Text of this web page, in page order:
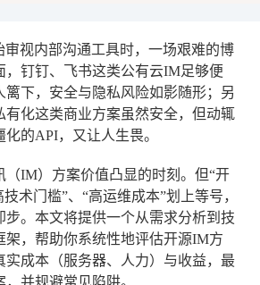
审视内部沟通工具时，一场艰难的博
，钉钉、飞书这类公有云IM足够便
篱下，安全与隐私风险如影随形；另
有化这类商业方案虽然安全，但动辄
的API，又让人生畏。
（IM）方案价值凸显的时刻。但“开
术门槛”、“高运维成本”划上等号，
步。本文将提供一个从需求分析到技
架，帮助你系统性地评估开源IM方
实成本（服务器、人力）与收益，最
并规避常见陷阱。